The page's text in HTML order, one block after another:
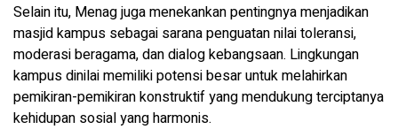
Selain itu, Menag juga menekankan pentingnya menjadikan
masjid kampus sebagai sarana penguatan nilai toleransi,
moderasi beragama, dan dialog kebangsaan. Lingkungan
kampus dinilai memiliki potensi besar untuk melahirkan
pemikiran-pemikiran konstruktif yang mendukung terciptanya
kehidupan sosial yang harmonis.